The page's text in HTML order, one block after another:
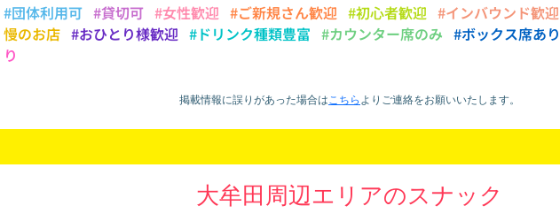
#団体利用可 #貸切可 #女性歓迎 #ご新規さん歓迎 #初心者歓迎 #インバウンド歓迎
慢のお店 #おひとり様歓迎 #ドリンク種類豊富 #カウンター席のみ #ボックス席あり
り
掲載情報に誤りがあった場合はこちら より ご連絡をお願いいたします。
大牟田周辺エリアのスナック